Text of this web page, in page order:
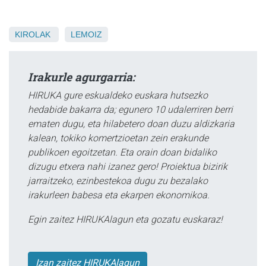
KIROLAK LEMOIZ
Irakurle agurgarria:
HIRUKA gure eskualdeko euskara hutsezko
hedabide bakarra da; egunero 10 udalerriren berri
ematen dugu, eta hilabetero doan duzu aldizkaria
kalean, tokiko komertzioetan zein erakunde
publikoen egoitzetan. Eta orain doan bidaliko
dizugu etxera nahi izanez gero! Proiektua bizirik
jarraitzeko, ezinbestekoa dugu zu bezalako
irakurleen babesa eta ekarpen ekonomikoa.
Egin zaitez HIRUKAlagun eta gozatu euskaraz!
Izan zaitez HIRUKAlagun